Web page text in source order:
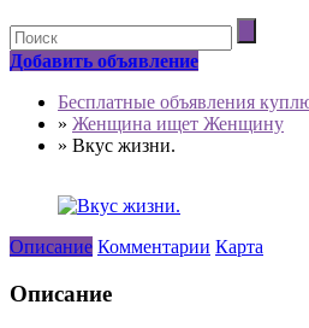
Добавить объявление
Бесплатные объявления
» Женщина ищет Женщину
» Вкус жизни.
Описание Комментарии Карта
Описание